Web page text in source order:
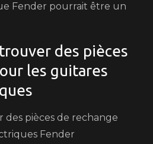
Fender pourrait être un
des pièces
les guitares
pièces de rechange
Fender